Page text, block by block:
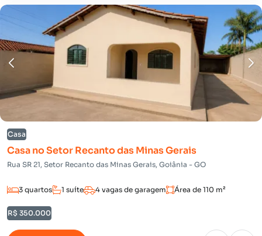
Casa
Casa no Setor Recanto das Minas Gerais
Rua SR 21, Setor Recanto das Minas Gerais, Goiânia - GO
3 quartos 1 suíte 4 vagas de garagem Área de 110 m²
R$ 350.000